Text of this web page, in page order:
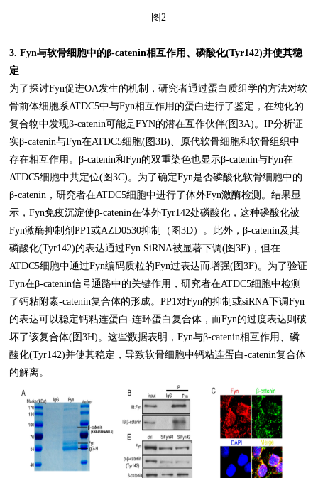
图2
3. Fyn与软骨细胞中的β-catenin相互作用、磷酸化(Tyr142)并使其稳
定
为了探讨Fyn促进OA发生的机制，研究者通过蛋白质组学的方法对软
骨前体细胞系ATDC5中与Fyn相互作用的蛋白进行了鉴定，在纯化的
复合物中发现β-catenin可能是FYN的潜在互作伙伴(图3A)。IP分析证
实β-catenin与Fyn在ATDC5细胞(图3B)、原代软骨细胞和软骨组织中
存在相互作用。β-catenin和Fyn的双重染色也显示β-catenin与Fyn在
ATDC5细胞中共定位(图3C)。为了确定Fyn是否磷酸化软骨细胞中的
β-catenin，研究者在ATDC5细胞中进行了体外Fyn激酶检测。结果显
示，Fyn免疫沉淀使β-catenin在体外Tyr142处磷酸化，这种磷酸化被
Fyn激酶抑制剂PP1或AZD0530抑制（图3D）。此外，β-catenin及其
磷酸化(Tyr142)的表达通过Fyn SiRNA被显著下调(图3E)，但在
ATDC5细胞中通过Fyn编码质粒的Fyn过表达而增强(图3F)。为了验证
Fyn在β-catenin信号通路中的关键作用，研究者在ATDC5细胞中检测
了钙粘附素-catenin复合体的形成。PP1对Fyn的抑制或siRNA下调Fyn
的表达可以稳定钙粘连蛋白-连环蛋白复合体，而Fyn的过度表达则破
坏了该复合体(图3H)。这些数据表明，Fyn与β-catenin相互作用、磷
酸化(Tyr142)并使其稳定，导致软骨细胞中钙粘连蛋白-catenin复合体
的解离。